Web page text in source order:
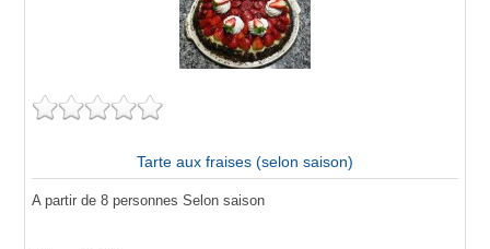
Tarte aux fraises (selon saison)
A partir de 8 personnes Selon saison